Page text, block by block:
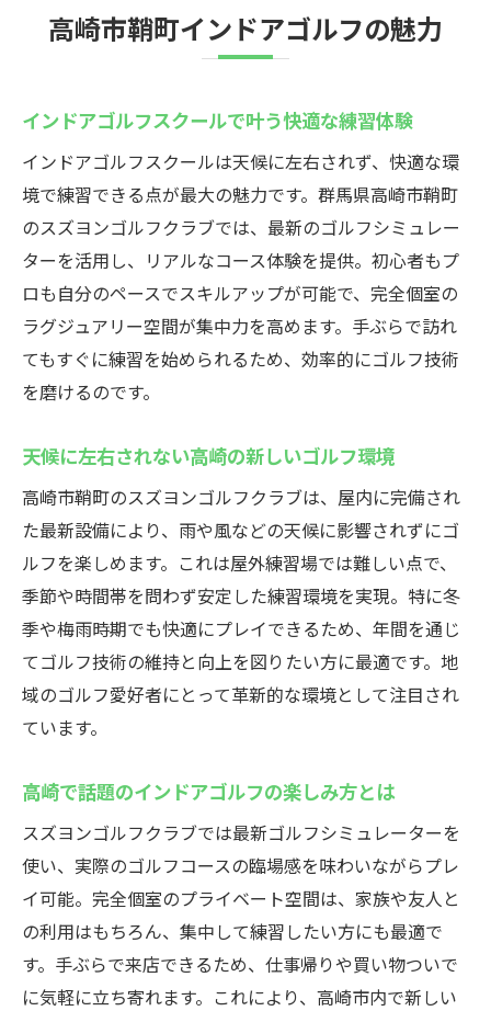
高崎のゴルフ愛好者が選ぶ理由と人気の秘
インドアゴルフスクールで実感する臨場感
スズヨンゴルフクラブでの練習方法
インドアゴルフスクールで学ぶ効率的な上
達法
シミュレーター活用の具体的な練習ステッ
プ紹介
初心者にも安心なスズヨン流ゴルフレッス
ンプラン
グ矯正
レベル別に選べる練習メニューの魅力を解
説
高崎で人気の練習法とその効果に迫る
最新シミュレーターでスキルアップ
インドアゴルフスクールで体験する最先端
技術
リアルなシミュレーションで実力アップの
ゴルフゾン機種による臨場ゴルフ体験の特
高精度シミュレーターでスイング分析を徹
底
初心者からプロまで満足のスキルアップ環
境
インドアゴルフスクールで効率的な成長を
高崎市鞘町インドアゴルフの魅力
インドアゴルフスクールで叶う快適な練習体験
インドアゴルフスクールは天候に左右されず、快適な環
境で練習できる点が最大の魅力です。群馬県高崎市鞘町
のスズヨンゴルフクラブでは、最新のゴルフシミュレー
ターを活用し、リアルなコース体験を提供。初心者もプ
ロも自分のペースでスキルアップが可能で、完全個室の
ラグジュアリー空間が集中力を高めます。手ぶらで訪れ
てもすぐに練習を始められるため、効率的にゴルフ技術
を磨けるのです。
天候に左右されない高崎の新しいゴルフ環境
高崎市鞘町のスズヨンゴルフクラブは、屋内に完備され
た最新設備により、雨や風などの天候に影響されずにゴ
ルフを楽しめます。これは屋外練習場では難しい点で、
季節や時間帯を問わず安定した練習環境を実現。特に冬
季や梅雨時期でも快適にプレイできるため、年間を通じ
てゴルフ技術の維持と向上を図りたい方に最適です。地
域のゴルフ愛好者にとって革新的な環境として注目され
ています。
高崎で話題のインドアゴルフの楽しみ方とは
スズヨンゴルフクラブでは最新ゴルフシミュレーターを
使い、実際のゴルフコースの臨場感を味わいながらプレ
イ可能。完全個室のプライベート空間は、家族や友人と
の利用はもちろん、集中して練習したい方にも最適で
す。手ぶらで来店できるため、仕事帰りや買い物ついで
に気軽に立ち寄れます。これにより、高崎市内で新しい